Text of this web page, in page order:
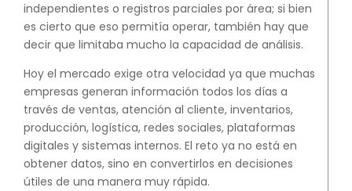
independientes o registros parciales por área; si bien
es cierto que eso permitía operar, también hay que
decir que limitaba mucho la capacidad de análisis.
Hoy el mercado exige otra velocidad ya que muchas
empresas generan información todos los días a
través de ventas, atención al cliente, inventarios,
producción, logística, redes sociales, plataformas
digitales y sistemas internos. El reto ya no está en
obtener datos, sino en convertirlos en decisiones
útiles de una manera muy rápida.